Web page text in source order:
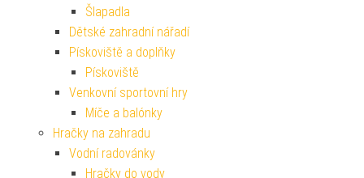
Šlapadla
Dětské zahradní nářadí
Pískoviště a doplňky
Pískoviště
Venkovní sportovní hry
Míče a balónky
Hračky na zahradu
Vodní radovánky
Hračky do vody